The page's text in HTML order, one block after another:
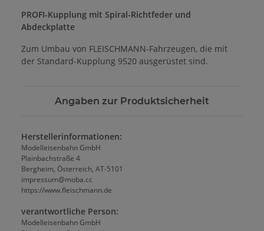
PROFI-Kupplung mit Spiral-Richtfeder und
Abdeckplatte
Zum Umbau von FLEISCHMANN-Fahrzeugen, die mit
der Standard-Kupplung 9520 ausgerüstet sind.
Angaben zur Produktsicherheit
Herstellerinformationen:
Modelleisenbahn GmbH
Plainbachstraße 4
Bergheim, Österreich, AT-5101
impressum@moba.cc
https://www.fleischmann.de
verantwortliche Person:
Modelleisenbahn GmbH